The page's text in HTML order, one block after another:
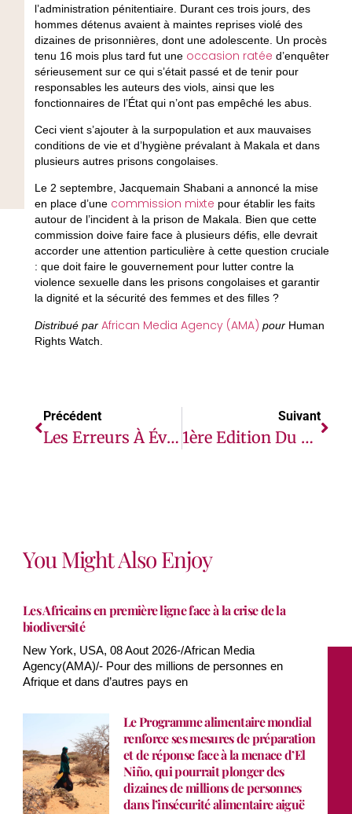
l’administration pénitentiaire. Durant ces trois jours, des
hommes détenus avaient à maintes reprises violé des
dizaines de prisonnières, dont une adolescente. Un procès
tenu 16 mois plus tard fut une occasion ratée d’enquêter
sérieusement sur ce qui s’était passé et de tenir pour
responsables les auteurs des viols, ainsi que les
fonctionnaires de l’État qui n’ont pas empêché les abus.
Ceci vient s’ajouter à la surpopulation et aux mauvaises
conditions de vie et d’hygiène prévalant à Makala et dans
plusieurs autres prisons congolaises.
Le 2 septembre, Jacquemain Shabani a annoncé la mise
en place d’une commission mixte pour établir les faits
autour de l’incident à la prison de Makala. Bien que cette
commission doive faire face à plusieurs défis, elle devrait
accorder une attention particulière à cette question cruciale
: que doit faire le gouvernement pour lutter contre la
violence sexuelle dans les prisons congolaises et garantir
la dignité et la sécurité des femmes et des filles ?
Distribué par African Media Agency (AMA) pour Human
Rights Watch.
Précédent
Les Erreurs À Éviter Lors D’une Communication De Crise
Suivant
1ère Edition Du Business Forum ZLECAf Morocco 2024
You Might Also Enjoy
Les Africains en première ligne face à la crise de la
biodiversité
New York, USA, 08 Aout 2026-/African Media
Agency(AMA)/- Pour des millions de personnes en
Afrique et dans d’autres pays en
Le Programme alimentaire mondial
renforce ses mesures de préparation
et de réponse face à la menace d’El
Niño, qui pourrait plonger des
dizaines de millions de personnes
dans l’insécurité alimentaire aiguë